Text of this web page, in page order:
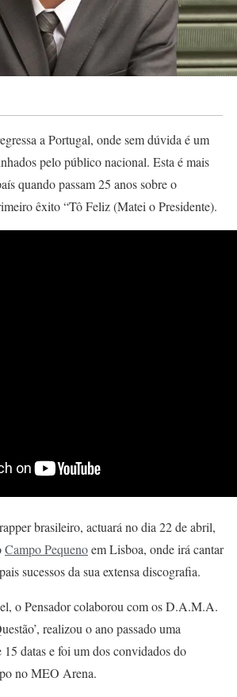
a Portugal, onde sem dúvida é um
pelo público nacional. Esta é mais
quando passam 25 anos sobre o
êxito “Tô Feliz (Matei o Presidente).
brasileiro, actuará no dia 22 de abril,
Campo Pequenoem Lisboa, onde irá cantar
sucessos da sua extensa discografia.
o Pensador colaborou com os D.A.M.A.
realizou o ano passado uma
15 datas e foi um dos convidados do
no MEO Arena.